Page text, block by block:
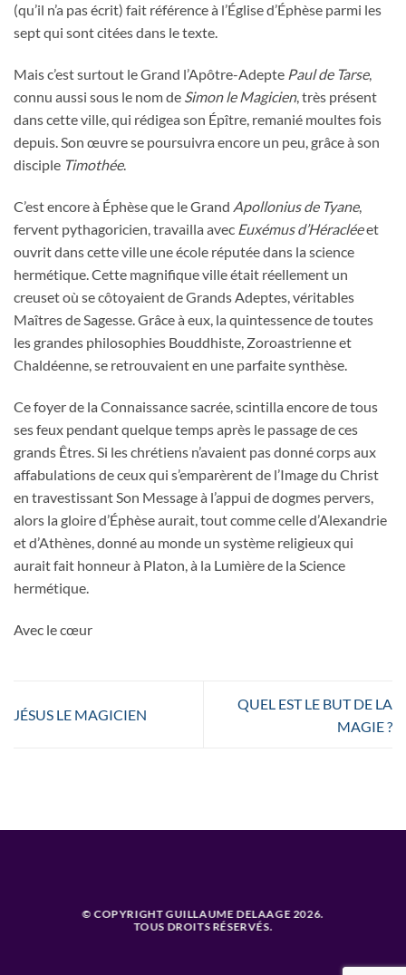
(qu’il n’a pas écrit) fait référence à l’Église d’Éphèse parmi les
sept qui sont citées dans le texte.
Mais c’est surtout le Grand l’Apôtre-Adepte Paul de Tarse,
connu aussi sous le nom de Simon le Magicien, très présent
dans cette ville, qui rédigea son Épître, remanié moultes fois
depuis. Son œuvre se poursuivra encore un peu, grâce à son
disciple Timothée.
C’est encore à Éphèse que le Grand Apollonius de Tyane,
fervent pythagoricien, travailla avec Euxémus d’Héracléeet
ouvrit dans cette ville une école réputée dans la science
hermétique. Cette magnifique ville était réellement un
creuset où se côtoyaient de Grands Adeptes, véritables
Maîtres de Sagesse. Grâce à eux, la quintessence de toutes
les grandes philosophies Bouddhiste, Zoroastrienne et
Chaldéenne, se retrouvaient en une parfaite synthèse.
Ce foyer de la Connaissance sacrée, scintilla encore de tous
ses feux pendant quelque temps après le passage de ces
grands Êtres. Si les chrétiens n’avaient pas donné corps aux
affabulations de ceux qui s’emparèrent de l’Image du Christ
en travestissant Son Message à l’appui de dogmes pervers,
alors la gloire d’Éphèse aurait, tout comme celle d’Alexandrie
et d’Athènes, donné au monde un système religieux qui
aurait fait honneur à Platon, à la Lumière de la Science
hermétique.
Avec le cœur
JÉSUS LE MAGICIEN
QUEL EST LE BUT DE LA
MAGIE ?
© COPYRIGHT GUILLAUME DELAAGE 2026.
TOUS DROITS RÉSERVÉS.